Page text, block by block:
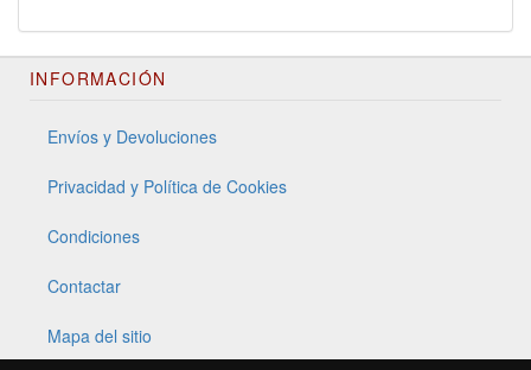
INFORMACIÓN
Envíos y Devoluciones
Privacidad y Política de Cookies
Condiciones
Contactar
Mapa del sitio